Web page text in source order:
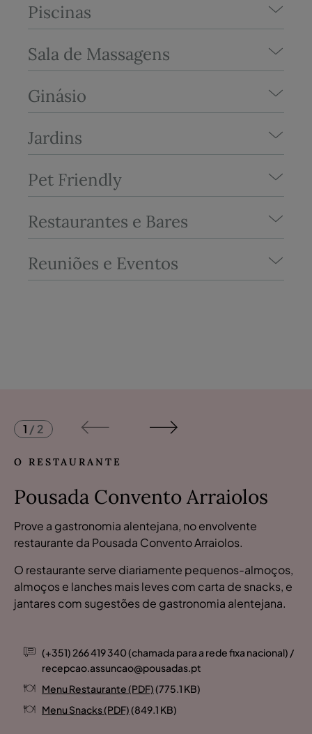
Piscinas
Sala de Massagens
Ginásio
Jardins
Pet Friendly
Restaurantes e Bares
Reuniões e Eventos
O RESTAURANTE
Pousada Convento Arraiolos
Prove a gastronomia alentejana, no envolvente
restaurante da Pousada Convento Arraiolos.
O restaurante serve diariamente pequenos-almoços,
almoços e lanches mais leves com carta de snacks, e
jantares com sugestões de gastronomia alentejana.
(+351) 266 419 340 (chamada para a rede fixa nacional) /
recepcao.assuncao@pousadas.pt
Menu Restaurante (PDF)(775.1 KB)
Menu Snacks (PDF)(849.1 KB)
1 / 2